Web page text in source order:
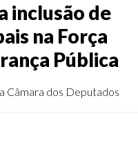
inclusão de
na Força
Pública
Câmara dos Deputados